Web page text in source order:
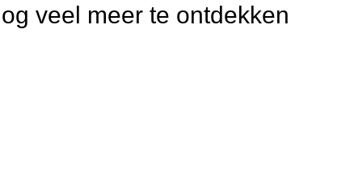
veel meer te ontdekken